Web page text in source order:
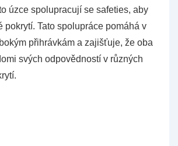
úzce spolupracují se safeties, aby
pokrytí. Tato spolupráce pomáhá v
přihrávkám a zajišťuje, že oba
svých odpovědností v různých